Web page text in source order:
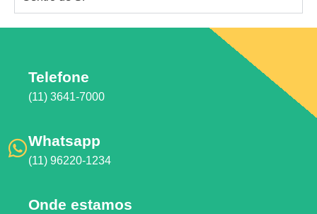
Telefone
(11) 3641-7000
Whatsapp
(11) 96220-1234
Onde estamos